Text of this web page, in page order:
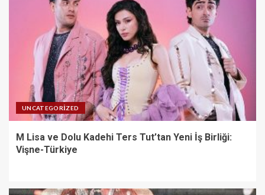
UNCATEGORIZED
M Lisa ve Dolu Kadehi Ters Tut’tan Yeni İş Birliği:
Vişne-Türkiye